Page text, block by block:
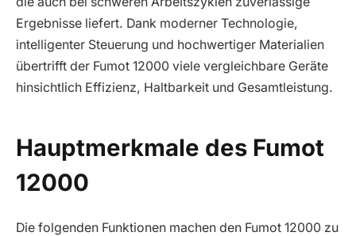
Ergebnisse liefert. Dank moderner Technologie,
intelligenter Steuerung und hochwertiger Materialien
übertrifft der Fumot 12000 viele vergleichbare Geräte
hinsichtlich Effizienz, Haltbarkeit und Gesamtleistung.
Hauptmerkmale des Fumot
12000
Die folgenden Funktionen machen den Fumot 12000 zu